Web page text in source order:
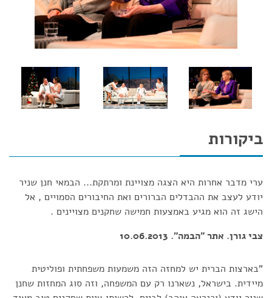
ביקורות
ערי מדבר אחרות היא הצגה מצויינת ומרתקת... הבמאי חנן שניר
יודע לעצב את ההבדלים הברורים ואת החיבורים הסמויים , אל
הישג זה הוא מגיע באמצעות חמישה שחקנים מצויינים .
צבי גורן. אתר "הבמה". 10.06.2013
"בארצות הברית יש למחזה הזה משמעות משפחתית ופוליטית
מיידית. בישראל, נשארנו רק עם המשפחה, וזה סוג המחזות שחנן